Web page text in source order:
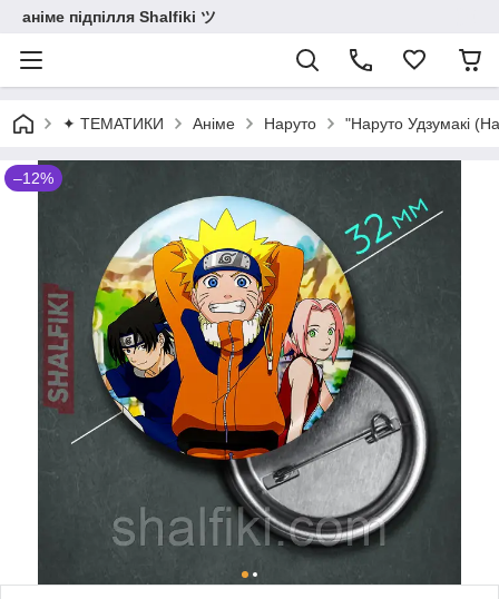
аніме підпілля Shalfiki ツ
✦ ТЕМАТИКИ Аніме Наруто "Наруто Удзумакі
–12%